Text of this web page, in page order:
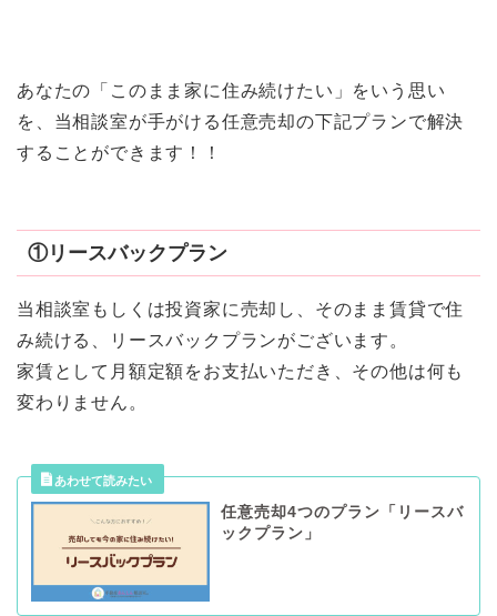
あなたの「このまま家に住み続けたい」をいう思い
を、当相談室が手がける任意売却の下記プランで解決
することができます！！
①リースバックプラン
当相談室もしくは投資家に売却し、そのまま賃貸で住
み続ける、リースバックプランがございます。
家賃として月額定額をお支払いただき、その他は何も
変わりません。
任意売却4つのプラン「リースバ
ックプラン」